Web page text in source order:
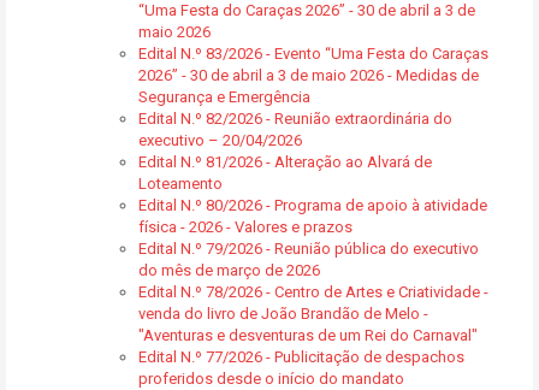
“Uma Festa do Caraças 2026” - 30 de abril a 3 de
maio 2026
Edital N.º 83/2026 - Evento “Uma Festa do Caraças
2026” - 30 de abril a 3 de maio 2026 - Medidas de
Segurança e Emergência
Edital N.º 82/2026 - Reunião extraordinária do
executivo – 20/04/2026
Edital N.º 81/2026 - Alteração ao Alvará de
Loteamento
Edital N.º 80/2026 - Programa de apoio à atividade
física - 2026 - Valores e prazos
Edital N.º 79/2026 - Reunião pública do executivo
do mês de março de 2026
Edital N.º 78/2026 - Centro de Artes e Criatividade -
venda do livro de João Brandão de Melo -
"Aventuras e desventuras de um Rei do Carnaval"
Edital N.º 77/2026 - Publicitação de despachos
proferidos desde o início do mandato